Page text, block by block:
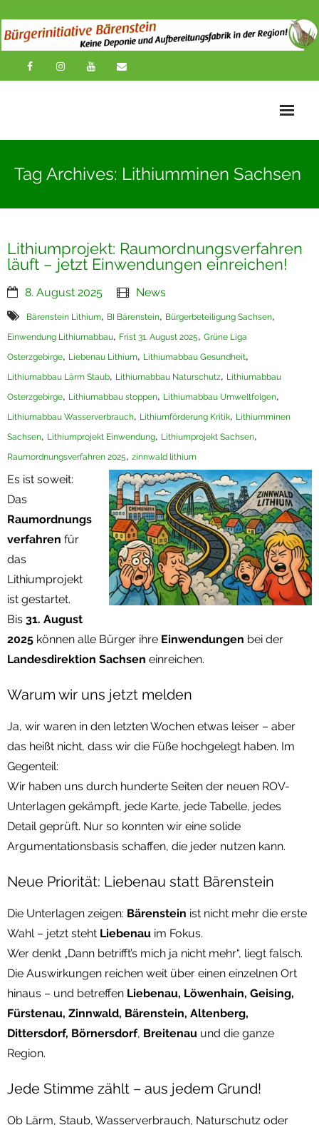
News
Über uns
Impressionen
Termine
Newsletter
Tag Archives: Lithiumminen Sachsen
Lithiumprojekt: Raumordnungsverfahren
läuft – jetzt Einwendungen einreichen!
8. August 2025 News
Bärenstein Lithium, BI Bärenstein, Bürgerbeteiligung Sachsen,
Einwendung Lithiumabbau, Frist 31. August 2025, Grüne Liga
Osterzgebirge, Liebenau Lithium, Lithiumabbau Gesundheit,
Lithiumabbau Lärm Staub, Lithiumabbau Naturschutz, Lithiumabbau
Osterzgebirge, Lithiumabbau stoppen, Lithiumabbau Umweltfolgen,
Lithiumabbau Wasserverbrauch, Lithiumförderung Kritik, Lithiumminen
Sachsen, Lithiumprojekt Einwendung, Lithiumprojekt Sachsen,
Raumordnungsverfahren 2025, zinnwald lithium
Es ist soweit:
Das
Raumordnungs
verfahren für
das
Lithiumprojekt
ist gestartet.
Bis 31. August
2025 können alle Bürger ihre Einwendungen bei der
Landesdirektion Sachsen einreichen.
Warum wir uns jetzt melden
Ja, wir waren in den letzten Wochen etwas leiser – aber
das heißt nicht, dass wir die Füße hochgelegt haben. Im
Gegenteil:
Wir haben uns durch hunderte Seiten der neuen ROV-
Unterlagen gekämpft, jede Karte, jede Tabelle, jedes
Detail geprüft. Nur so konnten wir eine solide
Argumentationsbasis schaffen, die jeder nutzen kann.
Neue Priorität: Liebenau statt Bärenstein
Die Unterlagen zeigen: Bärenstein ist nicht mehr die erste
Wahl – jetzt steht Liebenau im Fokus.
Wer denkt „Dann betrifft’s mich ja nicht mehr“, liegt falsch.
Die Auswirkungen reichen weit über einen einzelnen Ort
hinaus – und betreffen Liebenau, Löwenhain, Geising,
Fürstenau, Zinnwald, Bärenstein, Altenberg,
Dittersdorf, Börnersdorf, Breitenau und die ganze
Region.
Jede Stimme zählt – aus jedem Grund!
Ob Lärm, Staub, Wasserverbrauch, Naturschutz oder